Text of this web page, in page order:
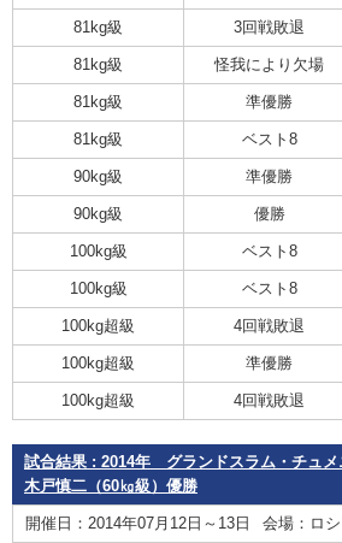
81kg級 3回戦敗退
81kg級 怪我により欠場
81kg級 準優勝
81kg級 ベスト8
90kg級 準優勝
90kg級 優勝
100kg級 ベスト8
100kg級 ベスト8
100kg超級 4回戦敗退
100kg超級 準優勝
100kg超級 4回戦敗退
試合結果 : 2014年 グランドスラム・チュメ
木戸慎二（60㎏級）優勝
開催日：2014年07月12日～13日 会場：ロシ